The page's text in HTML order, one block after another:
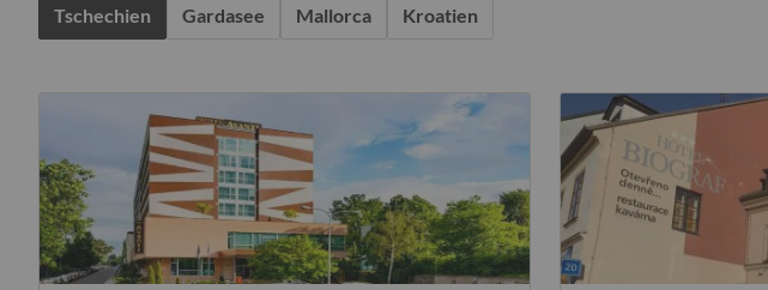
Tschechien Gardasee Mallorca Kroatien